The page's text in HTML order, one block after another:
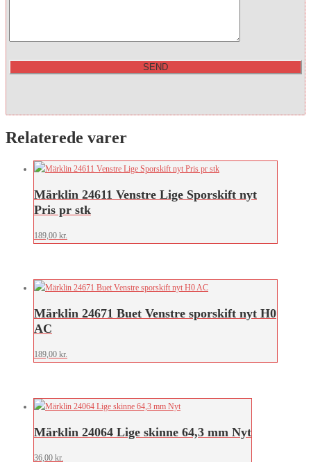
Relaterede varer
Märklin 24611 Venstre Lige Sporskift nyt
Pris pr stk
189,00 kr.
Märklin 24671 Buet Venstre sporskift nyt H0
AC
189,00 kr.
Märklin 24064 Lige skinne 64,3 mm Nyt
36,00 kr.